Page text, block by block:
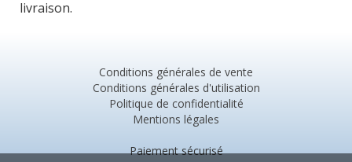
livraison.
Conditions générales de vente
Conditions générales d'utilisation
Politique de confidentialité
Mentions légales
Paiement sécurisé